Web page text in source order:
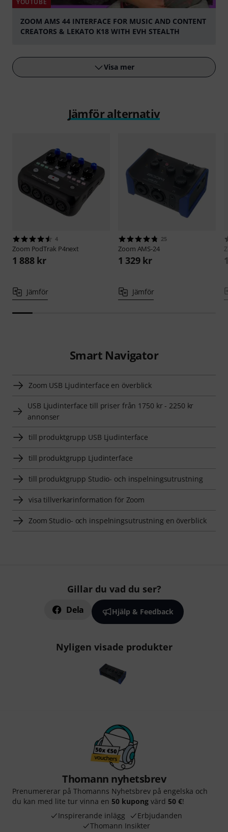
ZOOM AMS 44 INTERFACE FOR MUSIC AND CONTENT
CREATORS & LEKATO K18 WITH EVH STEALTH
Visa mer
Jämför alternativ
4
Zoom PodTrak P4next
1 888 kr
Jämför
25
Zoom AMS-24
1 329 kr
Jämför
Smart Navigator
Zoom USB Ljudinterface en överblick
USB Ljudinterface till priser från 1750 kr - 2250 kr
annonser
till produktgrupp USB Ljudinterface
till produktgrupp Ljudinterface
till produktgrupp Studio- och inspelningsutrustning
visa tillverkarinformation för Zoom
Zoom Studio- och inspelningsutrustning en överblick
Gillar du vad du ser?
Dela Hjälp & Feedback
Nyligen visade produkter
Thomann nyhetsbrev
Prenumererar på Thomanns Nyhetsbrev på engelska och
du kan med lite tur vinna en 50 kupong värd 50 €!
Inspirerande inlägg
Erbjudanden
Thomann Insikter